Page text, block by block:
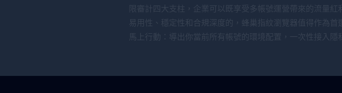
限審計四大支柱，企業可以既享受多帳號運營帶來的流量
易用性、穩定性和合規深度的， 蜂巢指紋瀏覽器值得作為首
馬上行動：導出你當前所有帳號的環境配置，一次性接入隱